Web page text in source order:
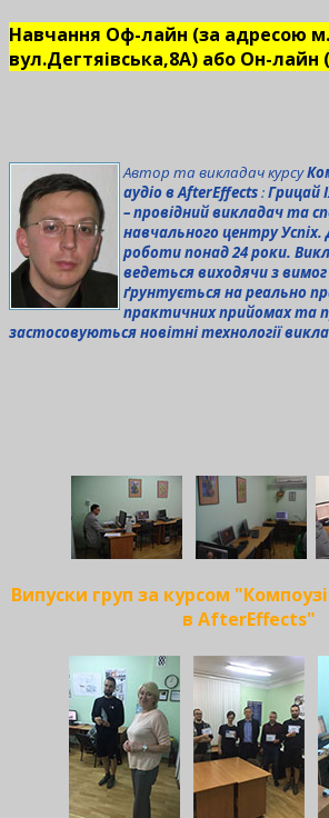
Навчання Оф-лайн (за адресою
вул.Дегтяівська,8А) або Он-лайн
Автор та викладач курсу
аудіо в AfterEffects:Грицай
– провідний викладач та
навчального центру Успіх.
роботи понад 24 роки.
ведеться виходячи з вимог
ґрунтується на реально
практичних прийомах та
застосовуються новітні технології
Випуски груп за курсом
в AfterEffects"